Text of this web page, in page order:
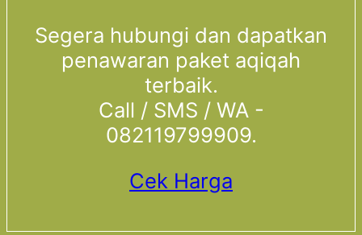
Segera hubungi dan dapatkan
penawaran paket aqiqah
terbaik.
Call / SMS / WA -
082119799909.
Cek Harga